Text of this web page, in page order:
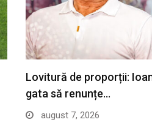
Lovitură de proporții:
gata să renunțe…
august 7, 2026